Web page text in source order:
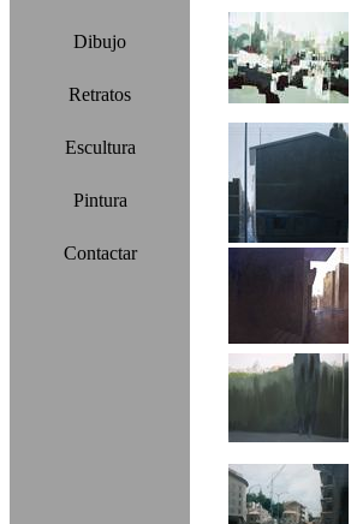
Dibujo
Retratos
Escultura
Pintura
Contactar